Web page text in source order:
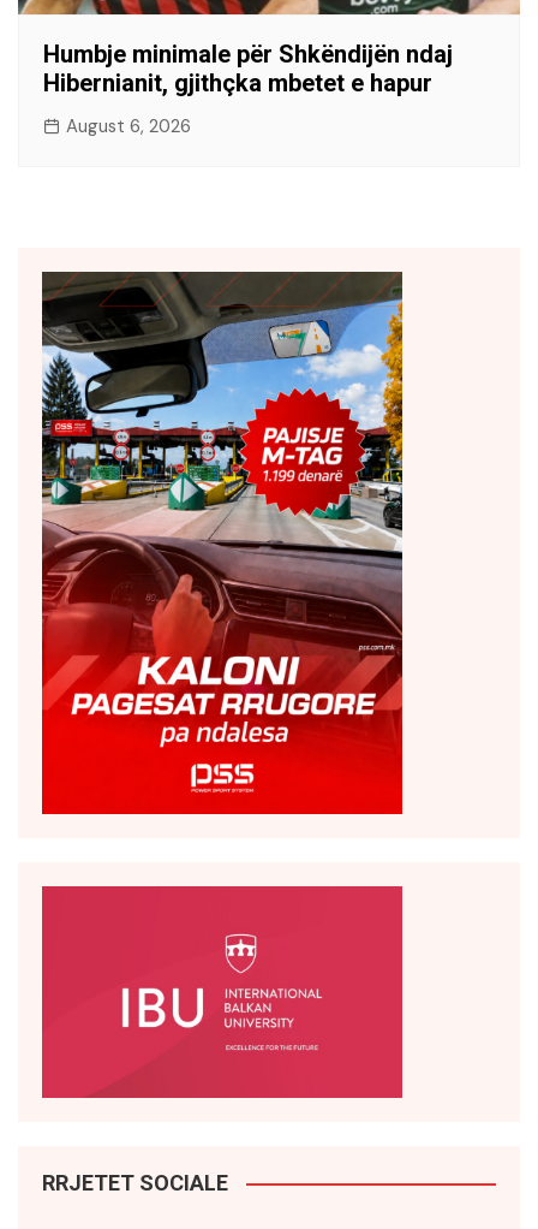
Humbje minimale për Shkëndijën ndaj
Hibernianit, gjithçka mbetet e hapur
August 6, 2026
RRJETET SOCIALE